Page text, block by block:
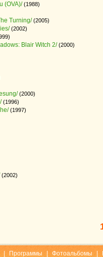
(OVA)/(1988)
Turning/(2005)
(2002)
Blair Witch 2/(2000)
(2000)
(1996)
(1997)
(2002)
Программы Фотоальбомы